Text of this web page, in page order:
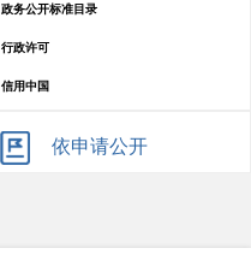
政务公开标准目录
行政许可
信用中国
议案提案
依申请公开